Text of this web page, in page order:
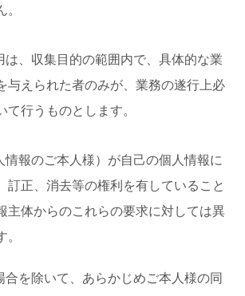
は、収集目的の範囲内で、具体的な業
与えられた者のみが、業務の遂行上必
て行うものとします。
情報のご本人様）が自己の個人情報に
訂正、消去等の権利を有していること
主体からのこれらの要求に対しては異
合を除いて、あらかじめご本人様の同